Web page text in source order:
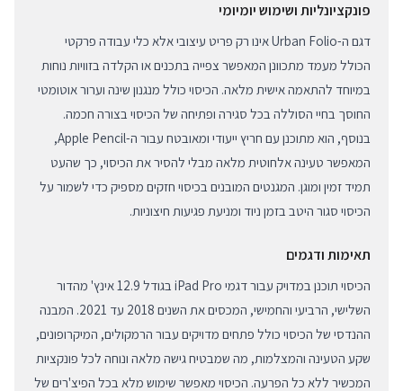
פונקציונליות ושימוש יומיומי
דגם ה-Urban Folio אינו רק פריט עיצובי אלא כלי עבודה פרקטי
הכולל מעמד מתכוונן המאפשר צפייה בתכנים או הקלדה בזוויות נוחות
במיוחד להתאמה אישית מלאה. הכיסוי כולל מנגנון שינה וערור אוטומטי
החוסך בחיי הסוללה בכל סגירה ופתיחה של הכיסוי בצורה חכמה.
בנוסף, הוא מתוכנן עם חריץ ייעודי ומאובטח עבור ה-Apple Pencil,
המאפשר טעינה אלחוטית מלאה מבלי להסיר את הכיסוי, כך שהעט
תמיד זמין ומוגן. המגנטים המובנים בכיסוי חזקים מספיק כדי לשמור על
הכיסוי סגור היטב בזמן ניוד ומניעת פגיעות חיצוניות.
תאימות ודגמים
הכיסוי תוכנן במדויק עבור דגמי iPad Pro בגודל 12.9 אינץ' מהדור
השלישי, הרביעי והחמישי, המכסים את השנים 2018 עד 2021. המבנה
ההנדסי של הכיסוי כולל פתחים מדויקים עבור הרמקולים, המיקרופונים,
שקע הטעינה והמצלמות, מה שמבטיח גישה מלאה ונוחה לכל פונקציות
המכשיר ללא כל הפרעה. הכיסוי מאפשר שימוש מלא בכל הפיצ'רים של